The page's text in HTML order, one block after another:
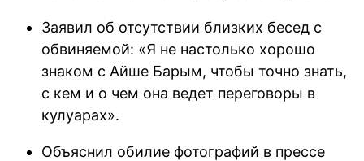
Заявил об отсутствии близких бесед с
обвиняемой: «Я не настолько хорошо
знаком с Айше Барым, чтобы точно знать,
с кем и о чем она ведет переговоры в
кулуарах».
Объяснил обилие фотографий в прессе